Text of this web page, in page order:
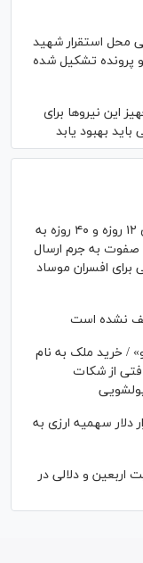
محل استقرار شهید
پرونده تشکیل شده
این نیرو‌ها برای
بهبود یابد
۲ عامل مهم صهیونیست‌ها در جنگ‌های ۱۲ روزه و ۴۰ روزه به
صفوت به جرم ارسال
افسران موساد
نشده است
/ خرید ملک به نام
از شکات
از پرداخت ۳ میلیون و ۴۰۰ هزار دلار سهمیه ارزی به
اربعین و دلالی در